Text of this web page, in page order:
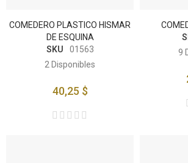
COMEDERO PLASTICO HISMAR
DE ESQUINA
SKU
01563
2 Disponibles
40,25 $
9